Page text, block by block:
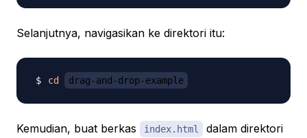
Selanjutnya, navigasikan ke direktori itu:
cd drag-and-drop-example
Kemudian, buat berkas index.html
dalam direktori